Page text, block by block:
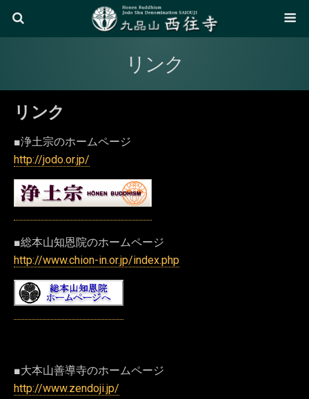
リンク
リンク
■浄土宗のホームページ
http://jodo.or.jp/
■総本山知恩院のホームページ
http://www.chion-in.or.jp/index.php
■大本山善導寺のホームページ
http://www.zendoji.jp/